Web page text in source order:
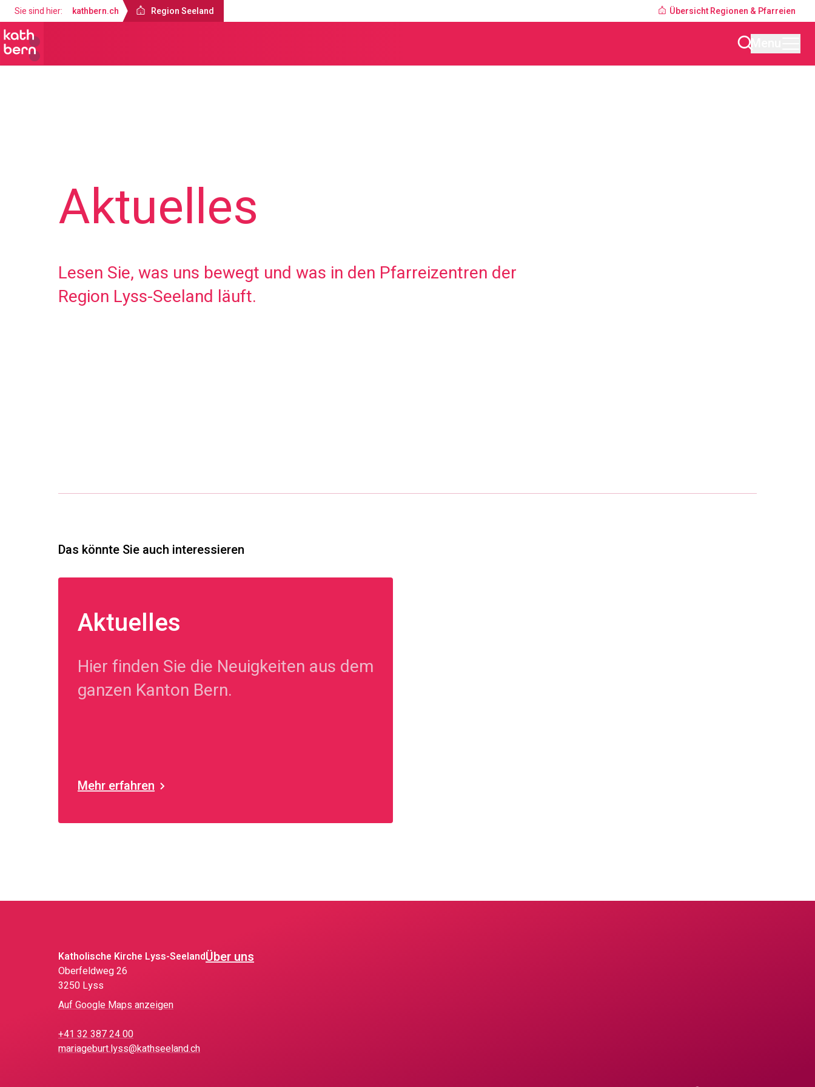
Sie sind hier: kathbern.ch Region Seeland Übersicht Regionen & Pfarreien
Aktuelles
Lesen Sie, was uns bewegt und was in den Pfarreizentren der
Region Lyss-Seeland läuft.
Das könnte Sie auch interessieren
Aktuelles
Hier finden Sie die Neuigkeiten aus dem
ganzen Kanton Bern.
Mehr erfahren
Katholische Kirche Lyss-Seeland
Oberfeldweg 26
3250 Lyss
Auf Google Maps anzeigen
+41 32 387 24 00
mariageburt.lyss@kathseeland.ch
Über uns